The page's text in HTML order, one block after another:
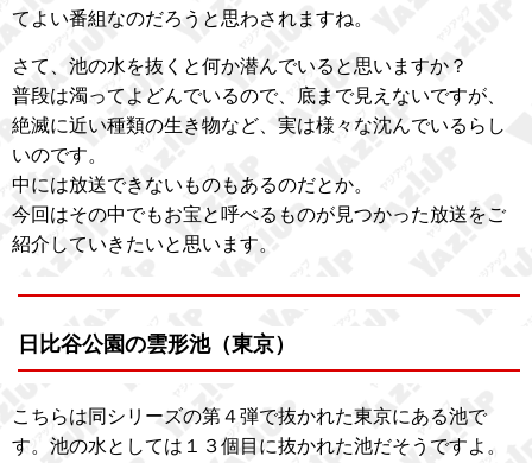
てよい番組なのだろうと思わされますね。
さて、池の水を抜くと何か潜んでいると思いますか？
普段は濁ってよどんでいるので、底まで見えないですが、
絶滅に近い種類の生き物など、実は様々な沈んでいるらし
いのです。
中には放送できないものもあるのだとか。
今回はその中でもお宝と呼べるものが見つかった放送をご
紹介していきたいと思います。
日比谷公園の雲形池（東京）
こちらは同シリーズの第４弾で抜かれた東京にある池で
す。池の水としては１３個目に抜かれた池だそうですよ。